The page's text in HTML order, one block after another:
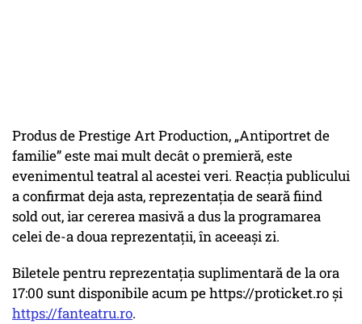
Produs de Prestige Art Production, „Antiportret de
familie” este mai mult decât o premieră, este
evenimentul teatral al acestei veri. Reacția publicului
a confirmat deja asta, reprezentația de seară fiind
sold out, iar cererea masivă a dus la programarea
celei de-a doua reprezentații, în aceeași zi.
Biletele pentru reprezentația suplimentară de la ora
17:00 sunt disponibile acum pe https://proticket.ro și
https://fanteatru.ro.